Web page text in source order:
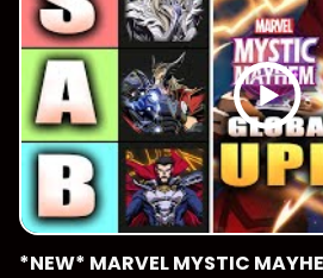
*NEW* MARVEL MYSTIC